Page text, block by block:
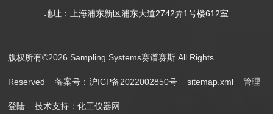
地址：上海浦东新区浦东大道2742弄1号楼612室
版权所有©2026 Sampling Systems赛谱赛斯 All Rights
Reserved备案号：沪ICP备2022002850号 sitemap.xml 管理
登陆 技术支持：化工仪器网